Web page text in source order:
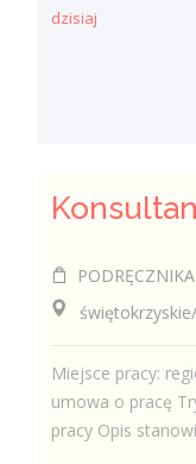
dzisiaj
świętokrzyskie/
Miejsce pracy:
umowa o pracę
pracy Opis